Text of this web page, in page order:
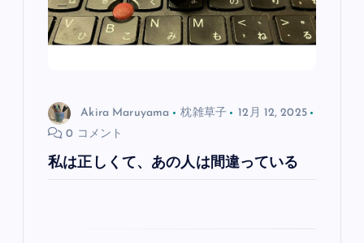
Akira Maruyama 枕雑草子
12月 12, 2025
0 コメント
私は正しくて、あの人は間違っている